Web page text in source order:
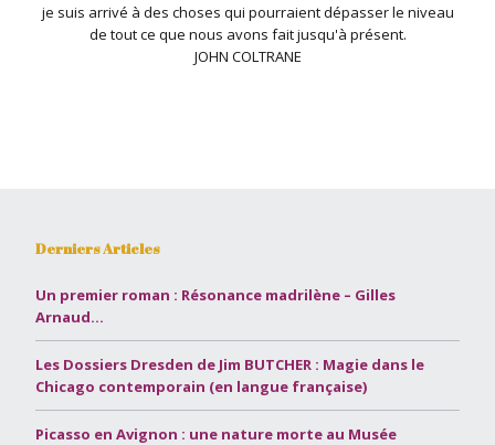
je suis arrivé à des choses qui pourraient dépasser le niveau
de tout ce que nous avons fait jusqu'à présent.
JOHN COLTRANE
Derniers Articles
Un premier roman : Résonance madrilène – Gilles
Arnaud…
Les Dossiers Dresden de Jim BUTCHER : Magie dans le
Chicago contemporain (en langue française)
Picasso en Avignon : une nature morte au Musée